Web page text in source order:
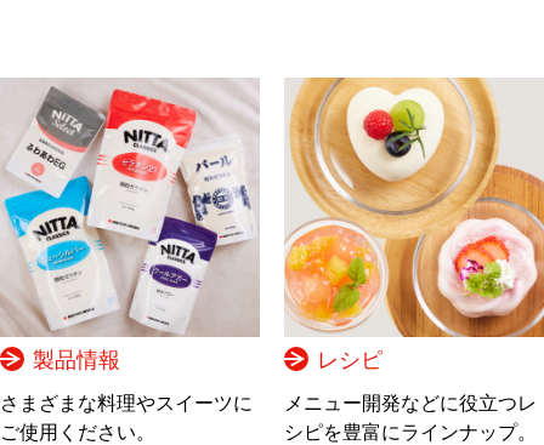
製品情報
さまざまな料理やスイーツに
ご使用ください。
レシピ
メニュー開発などに役立つレ
シピを豊富にラインナップ。